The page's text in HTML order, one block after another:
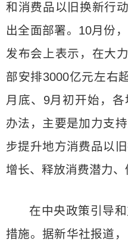
和消费品以旧换新行
出全面部署。10月份
发布会上表示，在大
部安排3000亿元左右
月底、9月初开始，
办法，主要是加力支
步提升地方消费品以
增长、释放消费潜力、
在中央政策引导
措施。据新华社报道